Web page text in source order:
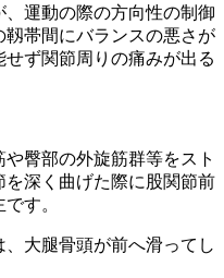
運動の際の方向性の制御
帯間にバランスの悪さが
ず関節周りの痛みが出る
臀部の外旋筋群等をスト
深く曲げた際に股関節前
す。
大腿骨頭が前へ滑ってし